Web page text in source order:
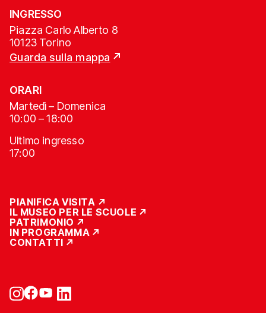
INGRESSO
Piazza Carlo Alberto 8
10123 Torino
Guarda sulla mappa
ORARI
Martedì – Domenica
10:00 – 18:00
Ultimo ingresso
17:00
PIANIFICA VISITA
IL MUSEO PER LE SCUOLE
PATRIMONIO
IN PROGRAMMA
CONTATTI